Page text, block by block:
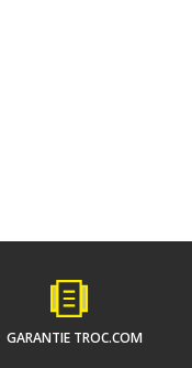
GARANTIE TROC.COM